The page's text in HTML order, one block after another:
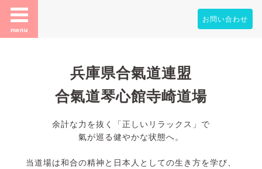
menu
お問い合わせ
兵庫県合氣道連盟
合氣道琴心館寺崎道場
余計な力を抜く「正しいリラックス」で
氣が巡る健やかな状態へ。
当道場は和合の精神と日本人としての生き方を学び、